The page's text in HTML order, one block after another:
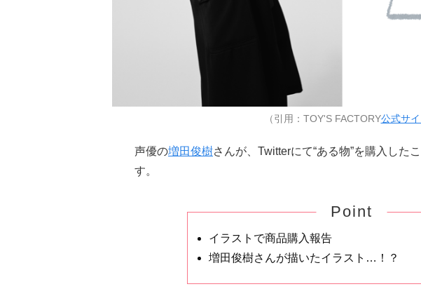
（引用：TOY'S FACTORY公式サイ
声優の増田俊樹さんが、Twitterにて“ある物”を購入した
す。
Point
イラストで商品購入報告
増田俊樹さんが描いたイラスト…！？